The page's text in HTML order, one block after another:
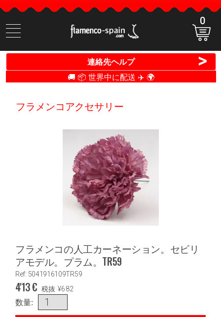
商
品
検
0
連絡先ヘルプ >
🚚 📦 世界中に配送 ✈️ 🌍
フラメンコアクセサリー
フラメンコの人工カーネーション。セビリ
アモデル。プラム。TR59
Ref: 5041916109TR59
4'13€ 税抜 ¥682
数量: